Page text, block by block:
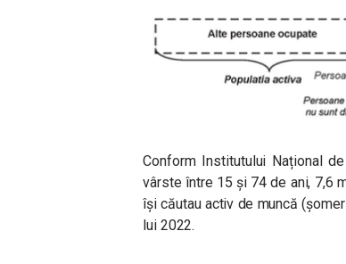
Conform Institutului Național
vârste între 15 și 74 de ani, 7,6
își căutau activ de muncă
lui 2022.